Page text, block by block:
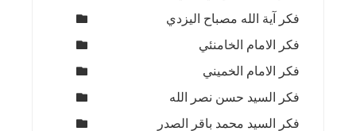
فكر آية الله مصباح اليزدي
فكر الامام الخامنئي
فكر الامام الخميني
فكر السيد حسن نصر الله
فكر السيد محمد باقر الصدر